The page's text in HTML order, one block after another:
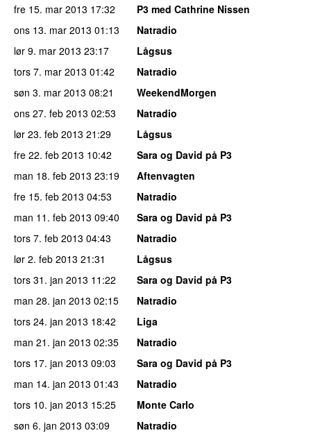
fre 15. mar 2013 17:32
P3 med Cathrine Nissen
ons 13. mar 2013 01:13
Natradio
lør 9. mar 2013 23:17
Lågsus
tors 7. mar 2013 01:42
Natradio
søn 3. mar 2013 08:21
WeekendMorgen
ons 27. feb 2013 02:53
Natradio
lør 23. feb 2013 21:29
Lågsus
fre 22. feb 2013 10:42
Sara og David på P3
man 18. feb 2013 23:19
Aftenvagten
fre 15. feb 2013 04:53
Natradio
man 11. feb 2013 09:40
Sara og David på P3
tors 7. feb 2013 04:43
Natradio
lør 2. feb 2013 21:31
Lågsus
tors 31. jan 2013 11:22
Sara og David på P3
man 28. jan 2013 02:15
Natradio
tors 24. jan 2013 18:42
Liga
man 21. jan 2013 02:35
Natradio
tors 17. jan 2013 09:03
Sara og David på P3
man 14. jan 2013 01:43
Natradio
tors 10. jan 2013 15:25
Monte Carlo
søn 6. jan 2013 03:09
Natradio